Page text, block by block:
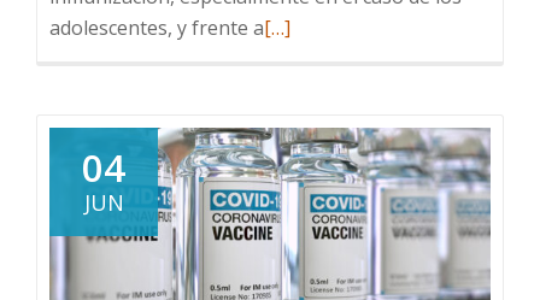
adolescentes, y frente aLeer
los
efectos
adversos
supuestamente
atribuibles
[…]
04
JUN